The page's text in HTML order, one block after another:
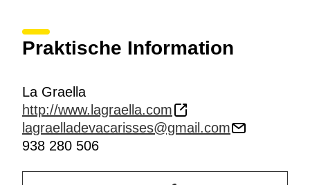
Praktische Information
La Graella
http://www.lagraella.com
lagraelladevacarisses@gmail.com
938 280 506